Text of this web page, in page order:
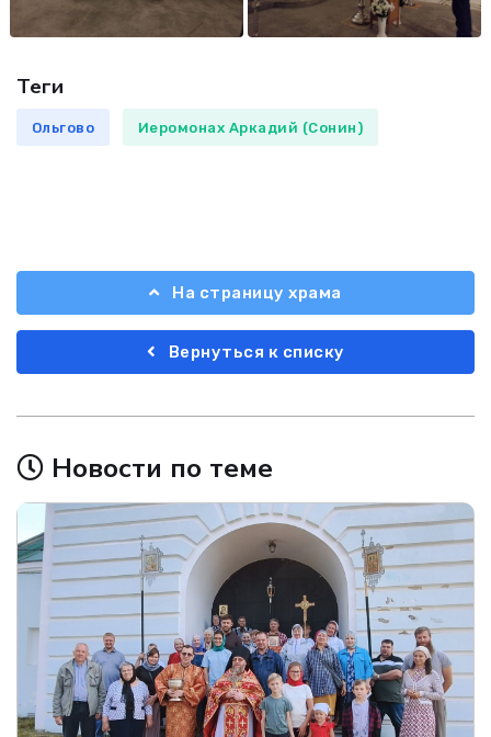
Теги
Ольгово Иеромонах Аркадий (Сонин)
На страницу храма
Вернуться к списку
Новости по теме